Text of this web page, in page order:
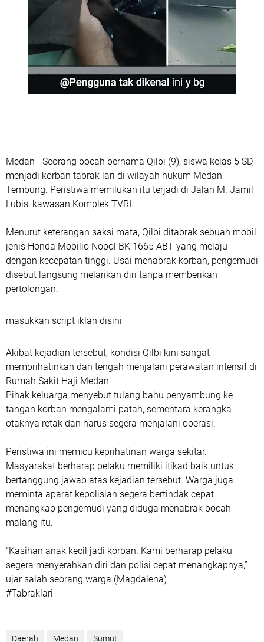
Medan - Seorang bocah bernama Qilbi (9), siswa kelas 5 SD,
menjadi korban tabrak lari di wilayah hukum Medan
Tembung. Peristiwa memilukan itu terjadi di Jalan M. Jamil
Lubis, kawasan Komplek TVRI.
Menurut keterangan saksi mata, Qilbi ditabrak sebuah mobil
jenis Honda Mobilio Nopol BK 1665 ABT yang melaju
dengan kecepatan tinggi. Usai menabrak korban, pengemudi
disebut langsung melarikan diri tanpa memberikan
pertolongan.
masukkan script iklan disini
Akibat kejadian tersebut, kondisi Qilbi kini sangat
memprihatinkan dan tengah menjalani perawatan intensif di
Rumah Sakit Haji Medan.
Pihak keluarga menyebut tulang bahu penyambung ke
tangan korban mengalami patah, sementara kerangka
otaknya retak dan harus segera menjalani operasi.
Peristiwa ini memicu keprihatinan warga sekitar.
Masyarakat berharap pelaku memiliki itikad baik untuk
bertanggung jawab atas kejadian tersebut. Warga juga
meminta aparat kepolisian segera bertindak cepat
menangkap pengemudi yang diduga menabrak bocah
malang itu.
“Kasihan anak kecil jadi korban. Kami berharap pelaku
segera menyerahkan diri dan polisi cepat menangkapnya,”
ujar salah seorang warga.(Magdalena)
#Tabraklari
Daerah Medan Sumut